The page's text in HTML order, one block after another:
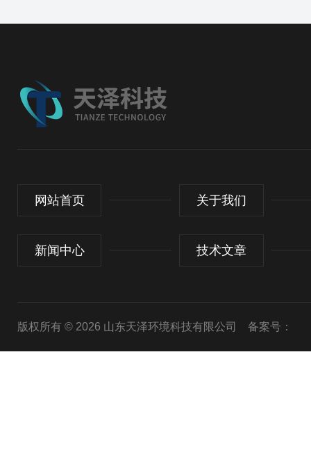
网站首页 关于我们
新闻中心 技术文章
版权所有 © 2026 山东天泽环境科技有限公司 备案号：